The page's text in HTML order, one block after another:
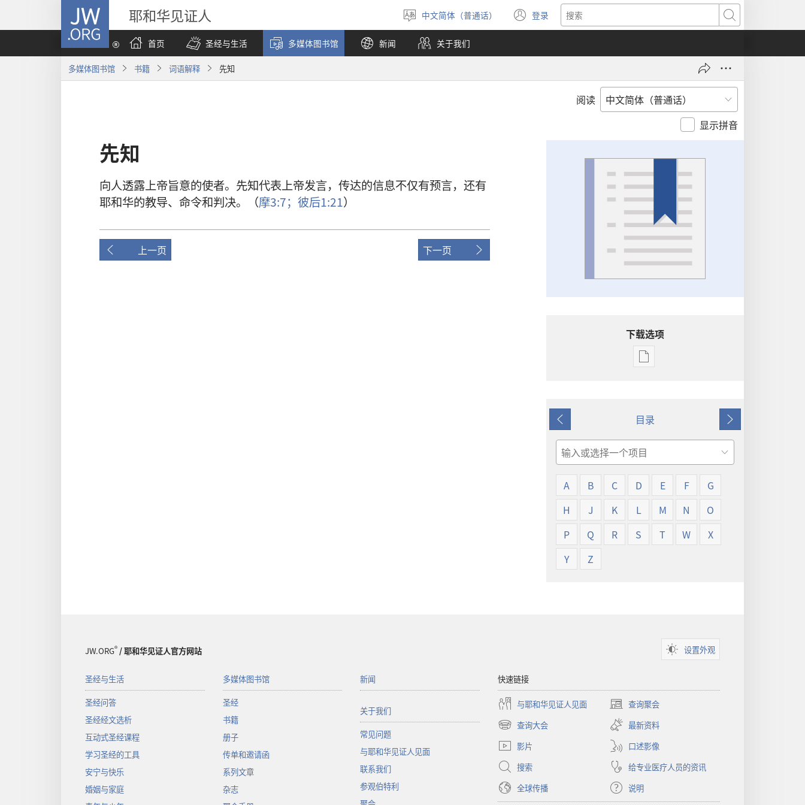
JW.ORG 耶和华见证人
选
择
语
言
中文简体（普通话） 登录
（打
开
窗
搜
索
首页
圣经与生活 多媒体图书馆 新闻 关于我们
多媒体图书馆 书籍 词语解释 先知
阅读
显示拼音
先知
向人透露上帝旨意的使者。 先知代表上帝发言， 传达的信息不仅有预言， 还有
耶和华的教导、 命令和判决。（摩3:7； 彼后1:21）
上一页 下一页
下载选项
出
载
项
词
语
解
上
一
目录
下
一
页
搜
索
A B C D E F
G
H
J K L M N
O
P
Q R S T W
X
Y
Z
JW.ORG®/ 耶和华见证人官方网站 设置外观
圣经与生活
圣经问答
圣经经文选析
互动式圣经课程
学习圣经的工具
安宁与快乐
婚姻与家庭
多媒体图书馆
圣经
书籍
册子
传单和邀请函
系列文章
杂志
新闻
关于我们
常见问题
与耶和华见证人见面
联系我们
参观伯特利
快速链接
与耶和华见证人见面 查询聚会
（打
开
新
窗
口）
查询大会
（打
开
新
窗
口）
最新资料
影片
口述影像
搜索
给专业医疗人员的资讯
全球传播
说明